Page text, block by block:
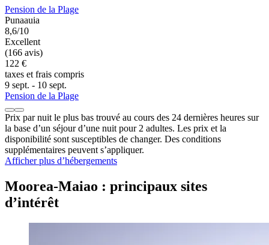
Pension de la Plage
Punaauia
8,6/10
Excellent
(166 avis)
122 €
taxes et frais compris
9 sept. - 10 sept.
Pension de la Plage
Prix par nuit le plus bas trouvé au cours des 24 dernières heures sur
la base d’un séjour d’une nuit pour 2 adultes. Les prix et la
disponibilité sont susceptibles de changer. Des conditions
supplémentaires peuvent s’appliquer.
Afficher plus d’hébergements
Moorea-Maiao : principaux sites
d’intérêt